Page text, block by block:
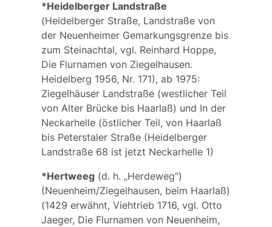
*Heidelberger Landstraße
(Heidelberger Straße, Landstraße von
der Neuenheimer Gemarkungsgrenze bis
zum Steinachtal, vgl. Reinhard Hoppe,
Die Flurnamen von Ziegelhausen.
Heidelberg 1956, Nr. 171), ab 1975:
Ziegelhäuser Landstraße(westlicher Teil
von Alter Brücke bis Haarlaß) und In der
Neckarhelle(östlicher Teil, von Haarlaß
bis Peterstaler Straße (Heidelberger
Landstraße 68 ist jetzt Neckarhelle 1)
*Hertweeg(d. h. „Herdeweg“)
(Neuenheim/Ziegelhausen, beim Haarlaß)
(1429 erwähnt, Viehtrieb 1716, vgl. Otto
Jaeger, Die Flurnamen von Neuenheim,